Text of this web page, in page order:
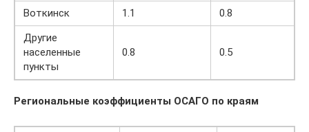
Воткинск
1.1
0.8
Другие
населенные
пункты
0.8 0.5
Региональные коэффициенты ОСАГО по краям